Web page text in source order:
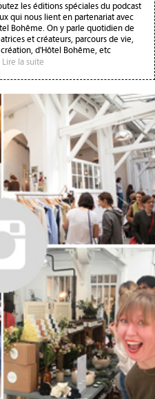
les éditions spéciales du podcast
qui nous lient en partenariat avec
Bohême. On y parle quotidien de
et créateurs, parcours de vie,
d'Hôtel Bohême, etc
la suite